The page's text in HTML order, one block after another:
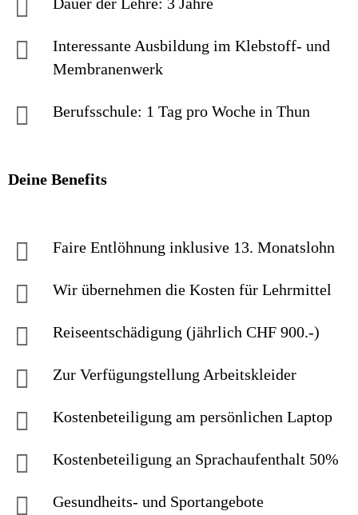
Interessante Ausbildung im Klebstoff- und
Membranenwerk
Berufsschule: 1 Tag pro Woche in Thun
Deine Benefits
Faire Entlöhnung inklusive 13. Monatslohn
Wir übernehmen die Kosten für Lehrmittel
Reiseentschädigung (jährlich CHF 900.-)
Zur Verfügungstellung Arbeitskleider
Kostenbeteiligung am persönlichen Laptop
Kostenbeteiligung an Sprachaufenthalt 50%
Gesundheits- und Sportangebote